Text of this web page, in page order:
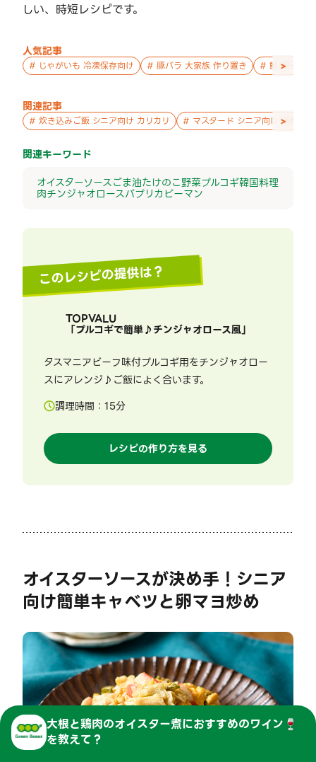
しい、時短レシピです。
人気記事
# じゃがいも 冷凍保存向け # 豚バラ 大家族 作り置き # 鮭 親子 作
>
関連記事
# 炊き込みご飯 シニア向け カリカリ # マスタード シニア向け 副菜
>
関連キーワード
オイスターソースごま油たけのこ野菜プルコギ韓国料理
肉チンジャオロースパプリカピーマン
このレシピの提供は？
TOPVALU
「プルコギで簡単♪チンジャオロース風」
タスマニアビーフ味付プルコギ用をチンジャオロー
スにアレンジ♪ご飯によく合います。
調理時間： 15分
レシピの作り方を見る
オイスターソースが決め手！シニア
向け簡単キャベツと卵マヨ炒め
大根と鶏肉のオイスター煮におすすめのワイン🍷
を教えて？